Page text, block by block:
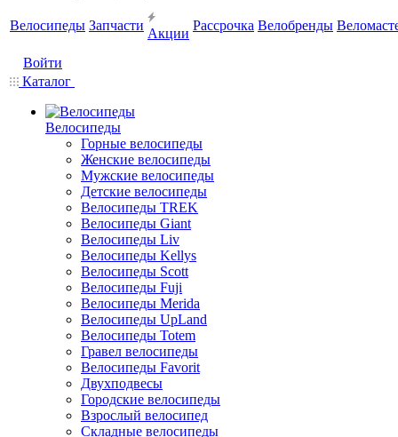
Велосипеды Запчасти
Акции
Рассрочка Велобренды
Войти
Каталог
Велосипеды
Горные велосипеды
Женские велосипеды
Мужские велосипеды
Детские велосипеды
Велосипеды TREK
Велосипеды Giant
Велосипеды Liv
Велосипеды Kellys
Велосипеды Scott
Велосипеды Fuji
Велосипеды Merida
Велосипеды UpLand
Велосипеды Totem
Гравел велосипеды
Велосипеды Favorit
Двухподвесы
Городские велосипеды
Взрослый велосипед
Складные велосипеды